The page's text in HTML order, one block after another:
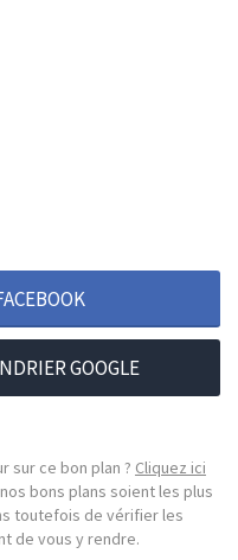
GOOGLE
sur ce bon plan ? Cliquez ici
bons plans soient les plus
toutefois de vérifier les
de vous y rendre.